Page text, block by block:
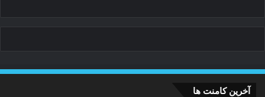
آخرین کامنت ها